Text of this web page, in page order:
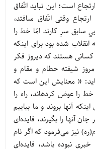
است؛ اين نبايد اتّفاق
وقتى اتّفاق مى‏افتد،
سابق سرِ كارند امّا خط را
شده بود براى اين‏كه
کسانی هستند که دیروز فکر
شیفته حطام و مقام و
« معنايش اين است كه
را عوض كرده‏اند، راه را
آن‏ها بروند و ما بياييم
آنها را بگیرند، فایده‌ای
نیز می‌فرمود که اگر نام
نبوده باشد، فایده‌ای